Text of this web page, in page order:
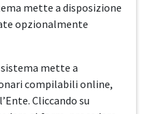
mette a disposizione
opzionalmente
mette a
compilabili online,
Cliccando su